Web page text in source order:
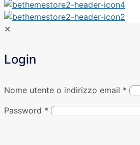
✕
Login
Nome utente o indirizzo email *
Password *